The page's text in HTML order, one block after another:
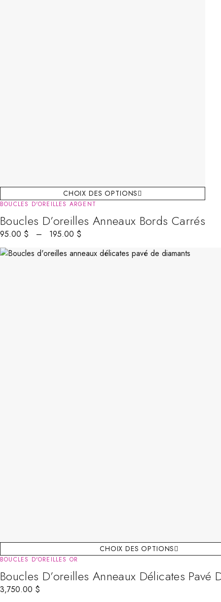
CHOIX DES OPTIONS
BOUCLES D'OREILLES ARGENT
Boucles D’oreilles Anneaux Bords Carrés
95.00 $ – 195.00 $
CHOIX DES OPTIONS
BOUCLES D'OREILLES OR
Boucles D’oreilles Anneaux Délicates Pavé
3,750.00 $